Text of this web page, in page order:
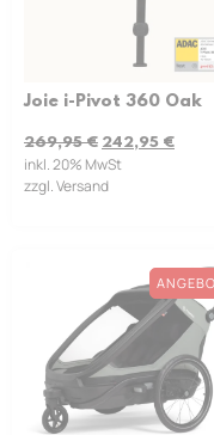
Joie i-Pivot 360 Oak
269,95€ 242,95 €
inkl. 20% MwSt
zzgl. Versand